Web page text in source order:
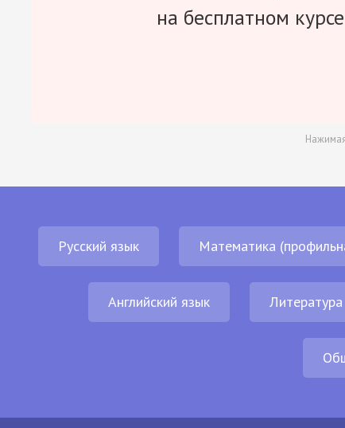
на бесплатном
Русский язык Математика
Английский язык Литература